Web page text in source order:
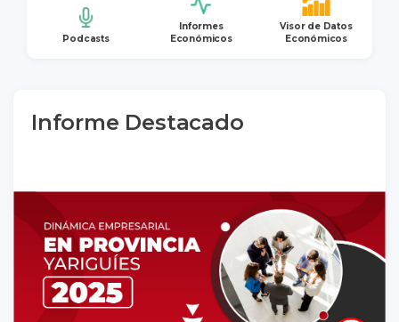
Podcasts
Informes
Económicos
Visor de Datos
Económicos
Informe Destacado